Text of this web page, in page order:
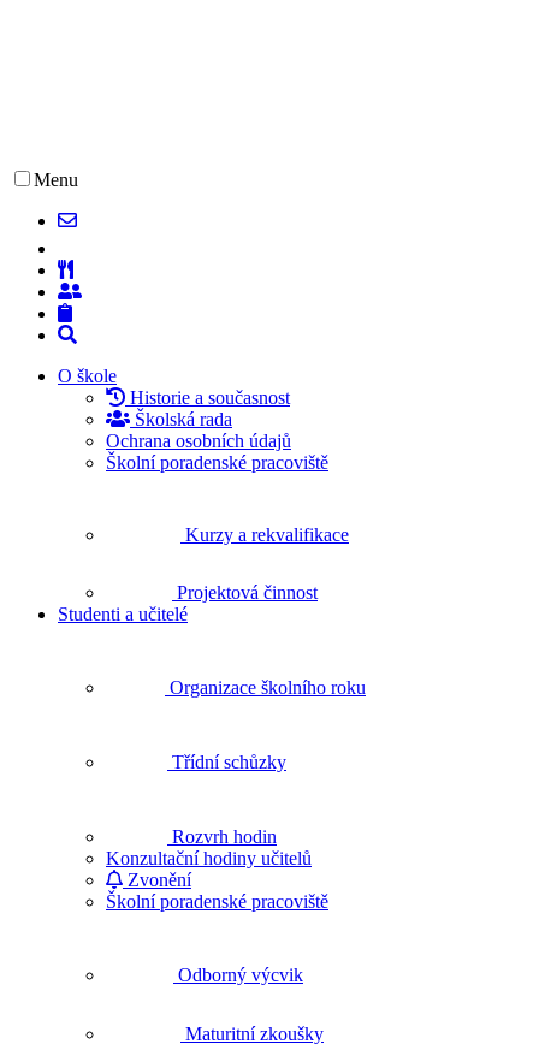
Menu
O škole
Historie a současnost
Školská rada
Ochrana osobních údajů
Školní poradenské pracoviště
Kurzy a rekvalifikace
Projektová činnost
Studenti a učitelé
Organizace školního roku
Třídní schůzky
Rozvrh hodin
Konzultační hodiny učitelů
Zvonění
Školní poradenské pracoviště
Odborný výcvik
Maturitní zkoušky